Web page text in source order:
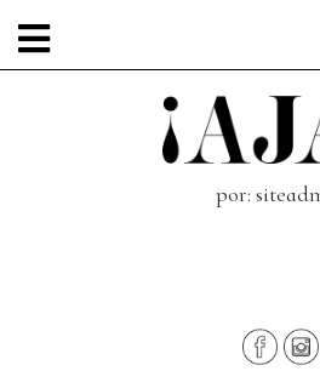
saludable-
por: